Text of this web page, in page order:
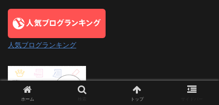
人気ブログランキング
ホーム トップ